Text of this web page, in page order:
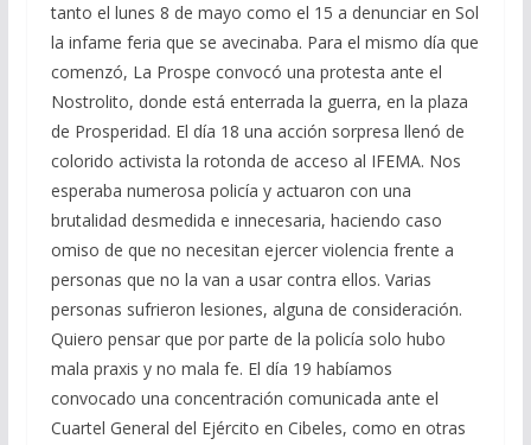
tanto el lunes 8 de mayo como el 15 a denunciar en Sol
la infame feria que se avecinaba. Para el mismo día que
comenzó, La Prospe convocó una protesta ante el
Nostrolito, donde está enterrada la guerra, en la plaza
de Prosperidad. El día 18 una acción sorpresa llenó de
colorido activista la rotonda de acceso al IFEMA. Nos
esperaba numerosa policía y actuaron con una
brutalidad desmedida e innecesaria, haciendo caso
omiso de que no necesitan ejercer violencia frente a
personas que no la van a usar contra ellos. Varias
personas sufrieron lesiones, alguna de consideración.
Quiero pensar que por parte de la policía solo hubo
mala praxis y no mala fe. El día 19 habíamos
convocado una concentración comunicada ante el
Cuartel General del Ejército en Cibeles, como en otras